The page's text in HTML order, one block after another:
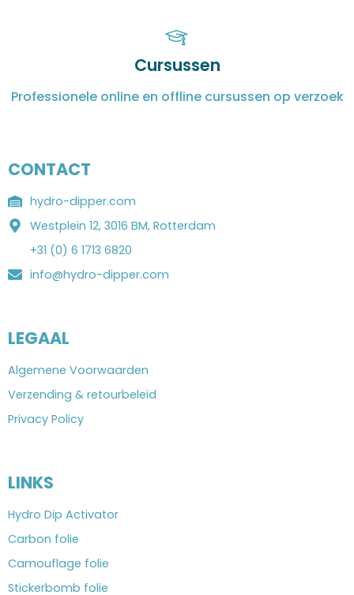
Cursussen
Professionele online en offline cursussen op verzoek
CONTACT
hydro-dipper.com
Westplein 12, 3016 BM, Rotterdam
+31 (0) 6 1713 6820
info@hydro-dipper.com
LEGAAL
Algemene Voorwaarden
Verzending & retourbeleid
Privacy Policy
LINKS
Hydro Dip Activator
Carbon folie
Camouflage folie
Stickerbomb folie